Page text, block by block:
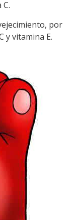
por
y vitamina E.